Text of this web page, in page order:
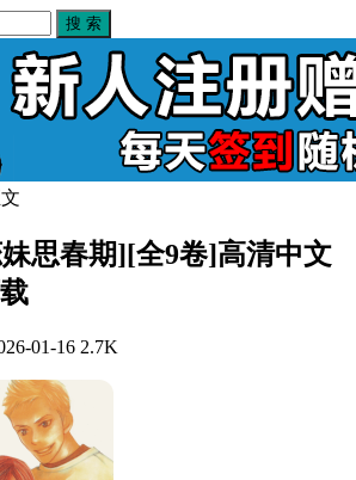
搜 索
思春期][全9卷]高清中文
01-16 2.7K